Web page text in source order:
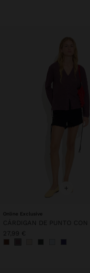
+
Online Exclusive
27,99 €